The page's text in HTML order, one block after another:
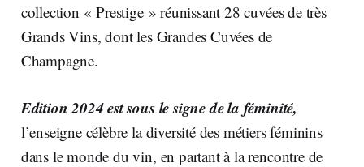
collection « Prestige » réunissant 28 cuvées de très
Grands Vins, dont les Grandes Cuvées de
Champagne.
Edition 2024 est sous le signe de la féminité,
l’enseigne célèbre la diversité des métiers féminins
dans le monde du vin, en partant à la rencontre de